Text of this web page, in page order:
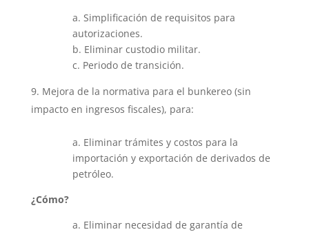
a. Simplificación de requisitos para
autorizaciones.
b. Eliminar custodio militar.
c. Periodo de transición.
Mejora de la normativa para el bunkereo (sin
impacto en ingresos fiscales), para:
a. Eliminar trámites y costos para la
importación y exportación de derivados de
petróleo.
¿Cómo?
a. Eliminar necesidad de garantía de